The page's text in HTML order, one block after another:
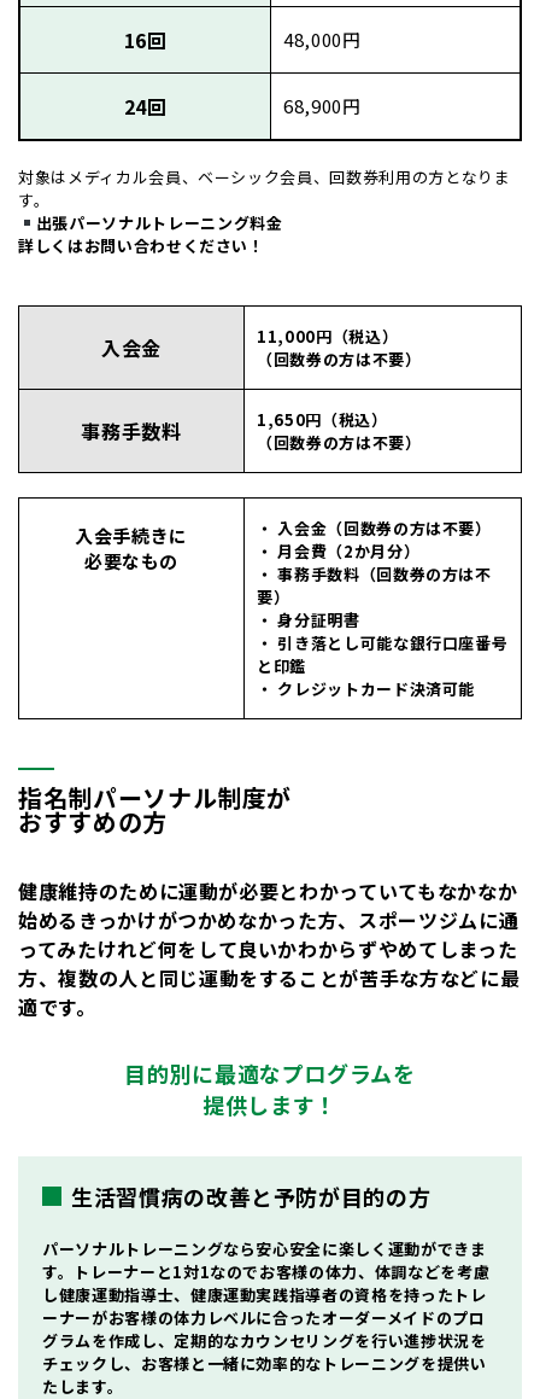
16回 48,000円
24回 68,900円
対象はメディカル会員、ベーシック会員、回数券利用の方となりま
す。
出張パーソナルトレーニング料金
詳しくはお問い合わせください！
入会金
11,000円（税込）
（回数券の方は不要）
事務手数料
1,650円（税込）
（回数券の方は不要）
入会手続きに
必要なもの
・ 入会金（回数券の方は不要）
・ 月会費（2か月分）
・ 事務手数料（回数券の方は不
要）
・ 身分証明書
・ 引き落とし可能な銀行口座番号
と印鑑
・ クレジットカード決済可能
指名制パーソナル制度が
おすすめの方
健康維持のために運動が必要とわかっていてもなかなか
始めるきっかけがつかめなかった方、スポーツジムに通
ってみたけれど何をして良いかわからずやめてしまった
方、複数の人と同じ運動をすることが苦手な方などに最
適です。
目的別に最適なプログラムを
提供します！
生活習慣病の改善と予防が目的の方
パーソナルトレーニングなら安心安全に楽しく運動ができま
す。トレーナーと1対1なのでお客様の体力、体調などを考慮
し健康運動指導士、健康運動実践指導者の資格を持ったトレ
ーナーがお客様の体力レベルに合ったオーダーメイドのプロ
グラムを作成し、定期的なカウンセリングを行い進捗状況を
チェックし、お客様と一緒に効率的なトレーニングを提供い
たします。